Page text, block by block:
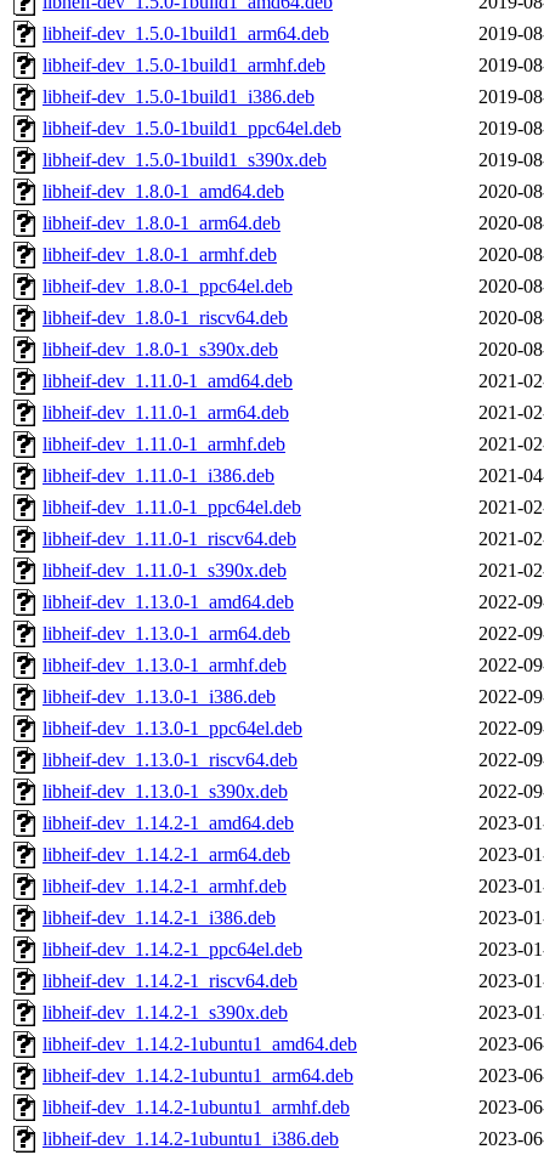
libheif-dev_1.5.0-1build1_arm64.deb
2019-
libheif-dev_1.5.0-1build1_armhf.deb
2019-
libheif-dev_1.5.0-1build1_i386.deb
2019-
libheif-dev_1.5.0-1build1_ppc64el.deb
2019-
libheif-dev_1.5.0-1build1_s390x.deb
2019-
libheif-dev_1.8.0-1_amd64.deb
2020-
libheif-dev_1.8.0-1_arm64.deb
2020-
libheif-dev_1.8.0-1_armhf.deb
2020-
libheif-dev_1.8.0-1_ppc64el.deb
2020-
libheif-dev_1.8.0-1_riscv64.deb
2020-
libheif-dev_1.8.0-1_s390x.deb
2020-
libheif-dev_1.11.0-1_amd64.deb
2021-
libheif-dev_1.11.0-1_arm64.deb
2021-
libheif-dev_1.11.0-1_armhf.deb
2021-
libheif-dev_1.11.0-1_i386.deb
2021-
libheif-dev_1.11.0-1_ppc64el.deb
2021-
libheif-dev_1.11.0-1_riscv64.deb
2021-
libheif-dev_1.11.0-1_s390x.deb
2021-
libheif-dev_1.13.0-1_amd64.deb
2022-
libheif-dev_1.13.0-1_arm64.deb
2022-
libheif-dev_1.13.0-1_armhf.deb
2022-
libheif-dev_1.13.0-1_i386.deb
2022-
libheif-dev_1.13.0-1_ppc64el.deb
2022-
libheif-dev_1.13.0-1_riscv64.deb
2022-
libheif-dev_1.13.0-1_s390x.deb
2022-
libheif-dev_1.14.2-1_amd64.deb
2023-
libheif-dev_1.14.2-1_arm64.deb
2023-
libheif-dev_1.14.2-1_armhf.deb
2023-
libheif-dev_1.14.2-1_i386.deb
2023-
libheif-dev_1.14.2-1_ppc64el.deb
2023-
libheif-dev_1.14.2-1_riscv64.deb
2023-
libheif-dev_1.14.2-1_s390x.deb
2023-
libheif-dev_1.14.2-1ubuntu1_amd64.deb
2023-
libheif-dev_1.14.2-1ubuntu1_arm64.deb
2023-
libheif-dev_1.14.2-1ubuntu1_armhf.deb
2023-
libheif-dev_1.14.2-1ubuntu1_i386.deb
2023-